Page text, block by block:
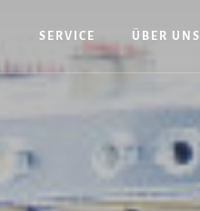
SERVICE ÜBER UNS